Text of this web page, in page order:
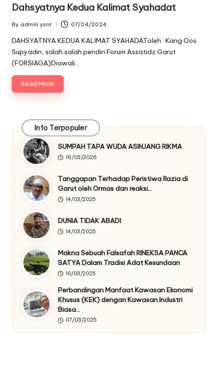
Dahsyatnya Kedua Kalimat Syahadat
Posted
by
By admin.ysnr 07/04/2024
DAHSYATNYA KEDUA KALIMAT SYAHADAToleh : Kang Oos
Supyadin, salah salah pendiri Forum Assatidz Garut
(FORSIAGA)Diawali…
Read More
Info Terpopuler
SUMPAH TAPA WUDA ASINJANG RIKMA
16/03/2026
Tanggapan Terhadap Peristiwa Razia di
Garut oleh Ormas dan reaksi…
14/03/2025
DUNIA TIDAK ABADI
14/03/2025
Makna Sebuah Falsafah RINEKSA PANCA
SATYA Dalam Tradisi Adat Kesundaan
10/03/2025
Perbandingan Manfaat Kawasan Ekonomi
Khusus (KEK) dengan Kawasan Industri
Biasa…
07/03/2025